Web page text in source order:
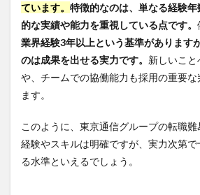
ています。 特徴的なのは、単なる経験
的な実績や能力を重視している点です。
業界経験3年以上という基準があります
のは成果を出せる実力です。 新しいこ
や、チームでの協働能力も採用の重要
ます。
このように、東京通信グループの転職
経験やスキルは明確ですが、実力次第
る水準といえるでしょう。